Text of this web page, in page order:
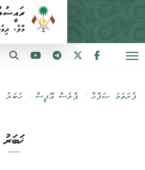
ފުރަތަމަ ޞަފްޙާ ޕްރެސް އޮފީސް ޚަބަރު
ޚަބަރު